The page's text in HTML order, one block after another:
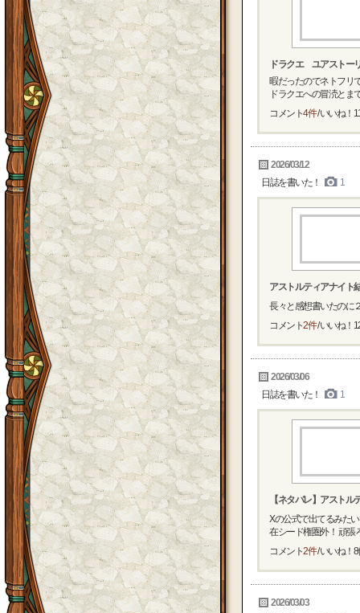
ドラクエ ユアストー
暇だったのでネトフリ
ドラクエへの冒涜とま
コメント4件/ いいね！
2026/03/12
日誌を書いた！
1
アストルティアナイト
長々と感想書いたのに
コメント2件/ いいね！
2026/03/06
日誌を書いた！
1
【ネタバレ】アストル
Xの公式で出てるみた
在シード権圏外！ 頑張
コメント2件/ いいね！ 8
2026/03/03